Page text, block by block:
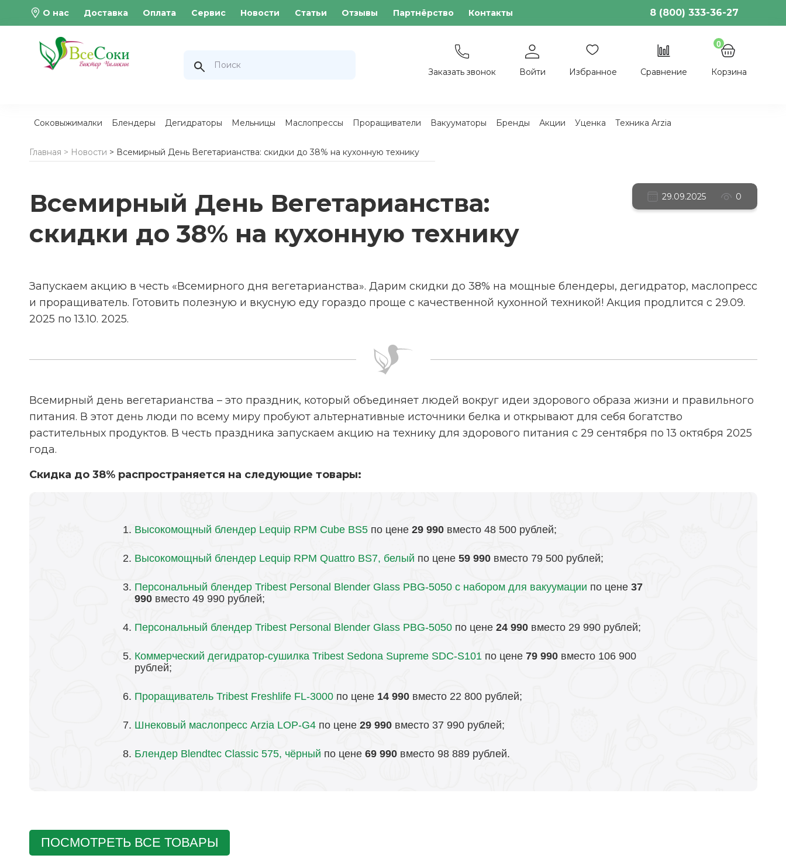
О нас Доставка Оплата Сервис Новости Статьи Отзывы Партнёрство Контакты 8 (800) 333-36-27
Заказать звонок Войти Избранное Сравнение
0
Корзина
Соковыжималки Блендеры Дегидраторы Мельницы Маслопрессы Проращиватели Вакууматоры Бренды Акции Уценка Техника Arzia
Главная > Новости > Всемирный День Вегетарианства: скидки до 38% на кухонную технику
Всемирный День Вегетарианства:
скидки до 38% на кухонную технику
29.09.2025 0
Запускаем акцию в честь «Всемирного дня вегетарианства». Дарим скидки до 38% на мощные блендеры, дегидратор, маслопресс
и проращиватель. Готовить полезную и вкусную еду гораздо проще с качественной кухонной техникой! Акция продлится с 29.09.
2025 по 13.10. 2025.
Всемирный день вегетарианства – это праздник, который объединяет людей вокруг идеи здорового образа жизни и правильного
питания. В этот день люди по всему миру пробуют альтернативные источники белка и открывают для себя богатство
растительных продуктов. В честь праздника запускаем акцию на технику для здорового питания с 29 сентября по 13 октября 2025
года.
Скидка до 38% распространяется на следующие товары:
Высокомощный блендер Lequip RPM Cube BS5по цене 29 990вместо 48 500 рублей;
Высокомощный блендер Lequip RPM Quattro BS7, белый по цене 59 990вместо 79 500 рублей;
Персональный блендер Tribest Personal Blender Glass PBG-5050 с набором для вакуумации по цене 37
990 вместо 49 990 рублей;
Персональный блендер Tribest Personal Blender Glass PBG-5050по цене 24 990вместо 29 990 рублей;
Коммерческий дегидратор-сушилка Tribest Sedona Supreme SDC-S101по цене 79 990вместо 106 900
рублей;
Проращиватель Tribest Freshlife FL-3000по цене 14 990вместо 22 800 рублей;
Шнековый маслопресс Arzia LOP-G4по цене 29 990вместо 37 990 рублей;
Блендер Blendtec Classic 575, чёрный по цене 69 990 вместо 98 889 рублей.
ПОСМОТРЕТЬ ВСЕ ТОВАРЫ